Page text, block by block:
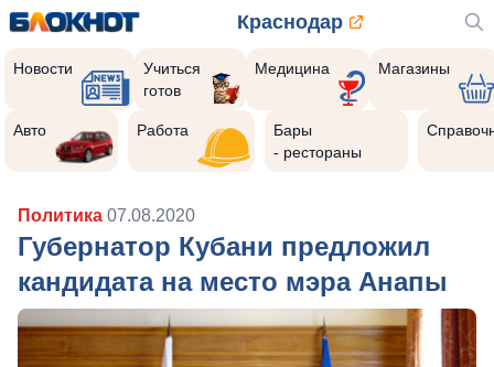
Краснодар
Новости
Учиться
готов
Медицина Магазины
Авто Работа
Бары
- рестораны
Политика 07.08.2020
Губернатор Кубани предложил
кандидата на место мэра Анапы
Реклама закроется через: